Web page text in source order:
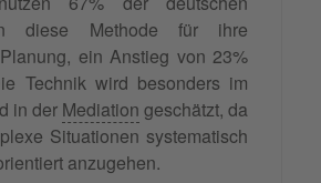
diese Methode für ihre
ein Anstieg von 23%
Technik wird besonders im
in der Mediation geschätzt, da
Situationen systematisch
anzugehen.